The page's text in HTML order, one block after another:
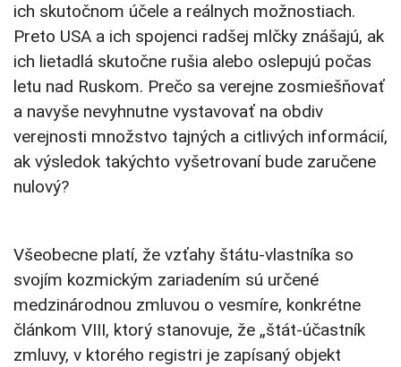
ich skutočnom účele a reálnych možnostiach.
Preto USA a ich spojenci radšej mlčky znášajú, ak
ich lietadlá skutočne rušia alebo oslepujú počas
letu nad Ruskom. Prečo sa verejne zosmiešňovať
a navyše nevyhnutne vystavovať na obdiv
verejnosti množstvo tajných a citlivých informácií,
ak výsledok takýchto vyšetrovaní bude zaručene
nulový?
Všeobecne platí, že vzťahy štátu-vlastníka so
svojím kozmickým zariadením sú určené
medzinárodnou zmluvou o vesmíre, konkrétne
článkom VIII, ktorý stanovuje, že „štát-účastník
zmluvy, v ktorého registri je zapísaný objekt